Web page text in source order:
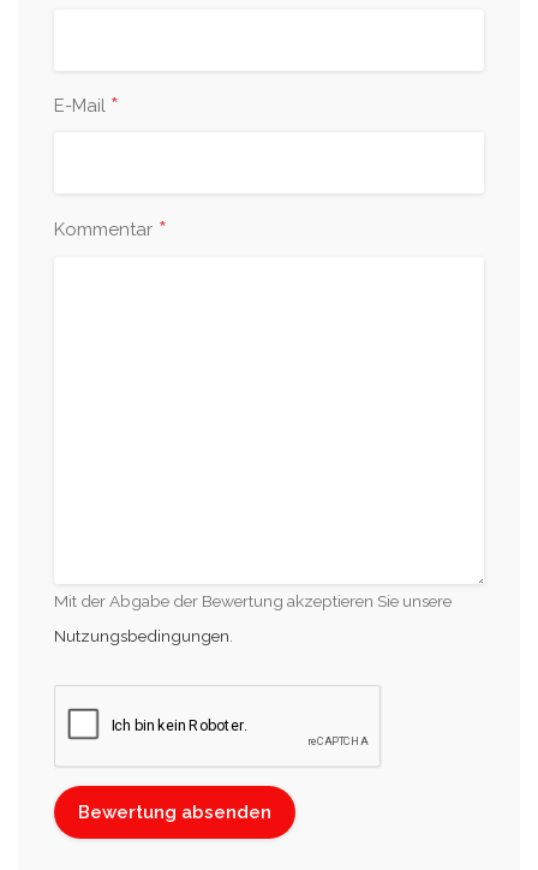
E-Mail *
Kommentar *
Mit der Abgabe der Bewertung akzeptieren Sie unsere
Nutzungsbedingungen